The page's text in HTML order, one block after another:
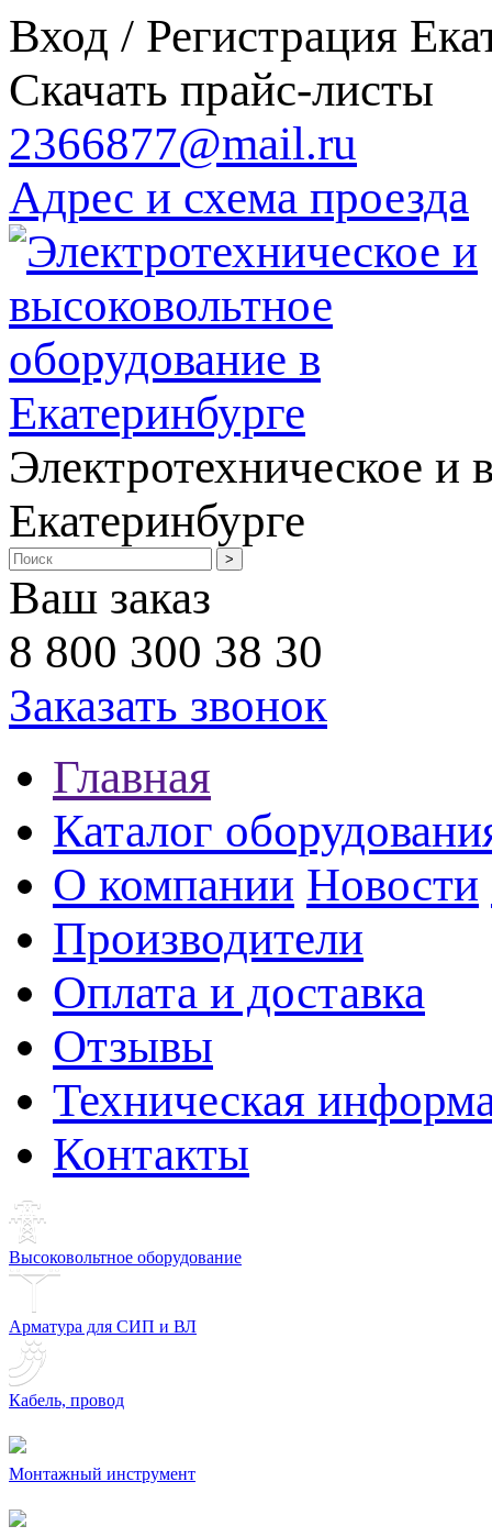
Вход / Регистрация
Скачать прайс-листы
2366877@mail.ru
Адрес и схема проезда
Электротехническое и
Екатеринбурге
Ваш заказ
8 800 300 38 30
Заказать звонок
Главная
Каталог
О компании Новости
Производители
Оплата и доставка
Отзывы
Техническая
Контакты
Высоковольтное оборудование
Арматура для СИП и ВЛ
Кабель, провод
Монтажный инструмент